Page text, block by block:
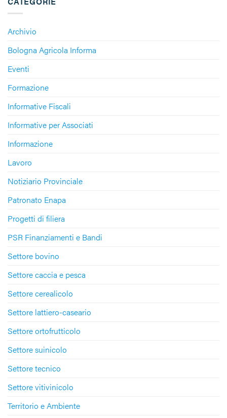
Archivio
Bologna Agricola Informa
Eventi
Formazione
Informative Fiscali
Informative per Associati
Informazione
Lavoro
Notiziario Provinciale
Patronato Enapa
Progetti di filiera
PSR Finanziamenti e Bandi
Settore bovino
Settore caccia e pesca
Settore cerealicolo
Settore lattiero-caseario
Settore ortofrutticolo
Settore suinicolo
Settore tecnico
Settore vitivinicolo
Territorio e Ambiente